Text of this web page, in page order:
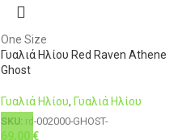
One Size
Γυαλιά Ηλίου Red Raven Athene
Ghost
Γυαλιά Ηλίου, Γυαλιά Ηλίου
SKU: rd-002000-GHOST-
69,00 €